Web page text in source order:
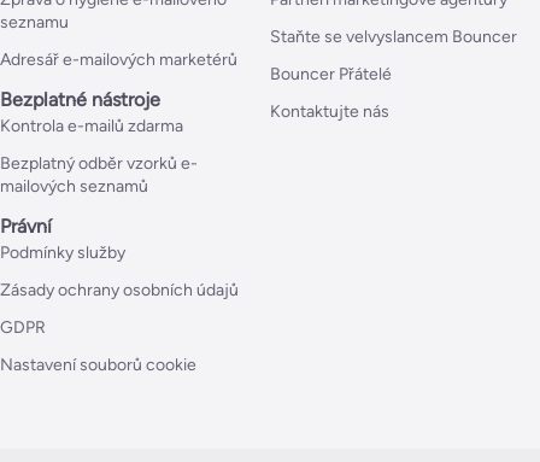
seznamu
Adresář e-mailových marketérů
Bezplatné nástroje
Kontrola e-mailů zdarma
Bezplatný odběr vzorků e-
mailových seznamů
Staňte se velvyslancem Bouncer
Bouncer Přátelé
Kontaktujte nás
Právní
Podmínky služby
Zásady ochrany osobních údajů
GDPR
Nastavení souborů cookie